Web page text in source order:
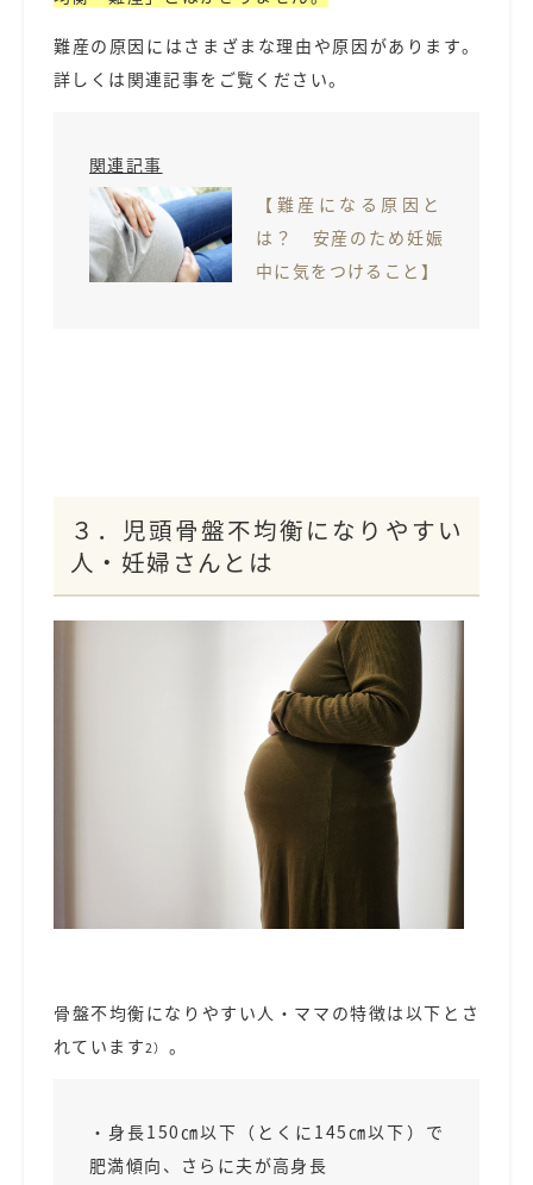
難産の原因にはさまざまな理由や原因があります。
詳しくは関連記事をご覧ください。
関連記事
【難産になる原因と
は？ 安産のため妊娠
中に気をつけること】
３．児頭骨盤不均衡になりやすい
人・妊婦さんとは
骨盤不均衡になりやすい人・ママの特徴は以下とさ
れています2） 。
・身長150㎝以下（とくに145㎝以下）で
肥満傾向、さらに夫が高身長